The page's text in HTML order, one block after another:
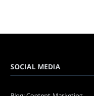
SOCIAL MEDIA